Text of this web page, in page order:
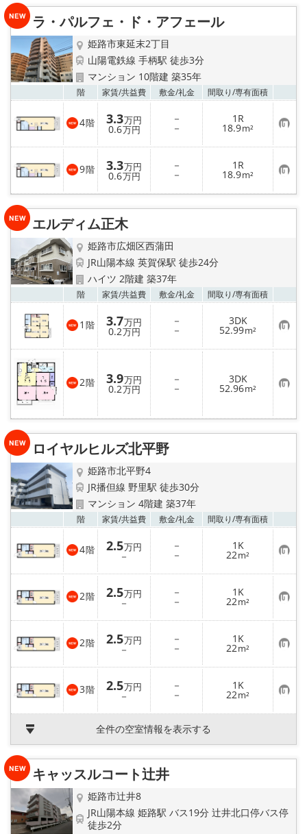
り
ラ・パルフェ・ド・アフェール
姫路市東延末2丁目
山陽電鉄線 手柄駅 徒歩3分
マンション 10階建 築35年
階 家賃/共益費 敷金/礼金 間取り/専有面積
4階 3.3万円
0.6万円
－
－
1R
18.9m² お
気
に
入
り
登
録
9階 3.3万円
0.6万円
－
－
1R
18.9m² お
気
に
り
エルディム正木
姫路市広畑区西蒲田
JR山陽本線 英賀保駅 徒歩24分
ハイツ 2階建 築37年
階 家賃/共益費 敷金/礼金 間取り/専有面積
1 階 3.7万円
0.2万円
－
－
3DK
52.99m² お
気
に
入
り
登
録
2階 3.9万円
0.2万円
－
－
3DK
52.96m² お
気
に
入
登
ロイヤルヒルズ北平野
姫路市北平野4
JR播但線 野里駅 徒歩30分
マンション 4階建 築37年
階 家賃/共益費 敷金/礼金 間取り/専有面積
4階 2.5万円
－
－
－
1K
22m² お
気
に
入
り
登
録
2階 2.5万円
－
－
－
1K
22m² お
気
に
入
り
登
録
2階 2.5万円
－
－
－
1K
22m² お
気
に
入
り
登
録
3階 2.5万円
－
－
－
1K
22m² お
気
に
登
全件の空室情報を表示する
キャッスルコート辻井
姫路市辻井8
JR山陽本線 姫路駅 バス19分 辻井北口停バス停
徒歩2分